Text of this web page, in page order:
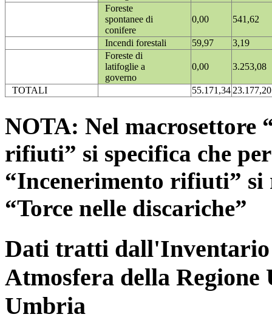
Foreste
spontanee di
conifere
0,00 541,62
Incendi forestali 59,97
3,19
Foreste di
latifoglie a
governo
0,00 3.253,08
TOTALI 55.171,3423.177,20
NOTA: Nel macrosettore
rifiuti” si specifica che
“Incenerimento rifiuti”
“Torce nelle discariche”
Dati tratti dall'Inventario
Atmosfera della
Umbria